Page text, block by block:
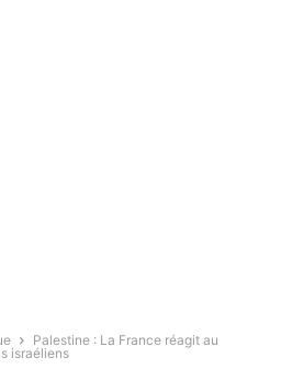
Palestine : La France réagit au
israéliens